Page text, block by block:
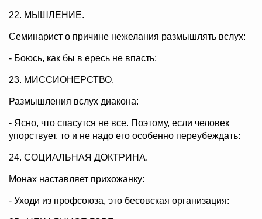
22. МЫШЛЕНИЕ.
Семинарист о причине нежелания размышлять вслух:
- Боюсь, как бы в ересь не впасть:
23. МИССИОНЕРСТВО.
Размышления вслух диакона:
- Ясно, что спасутся не все. Поэтому, если человек
упорствует, то и не надо его особенно переубеждать:
24. СОЦИАЛЬНАЯ ДОКТРИНА.
Монах наставляет прихожанку:
- Уходи из профсоюза, это бесовская организация: